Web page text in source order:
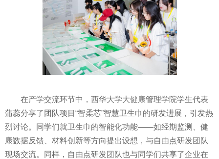
在产学交流环节中，西华大学大健康管理学院学生代表
蒲蕊分享了团队项目“智柔芯”智慧卫生巾的研发进展，引发热
烈讨论。同学们就卫生巾的智能化功能——如经期监测、健
康数据反馈、材料创新等方向提出设想，与自由点研发团队
现场交流。同样，自由点研发团队也与同学们共享了企业在